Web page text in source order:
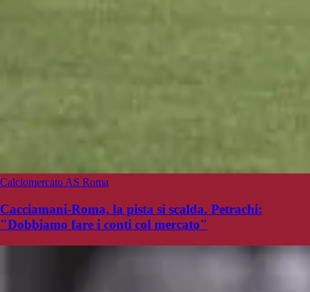
Calciomercato AS Roma
Cacciamani-Roma, la pista si scalda. Petrachi:
"Dobbiamo fare i conti col mercato"